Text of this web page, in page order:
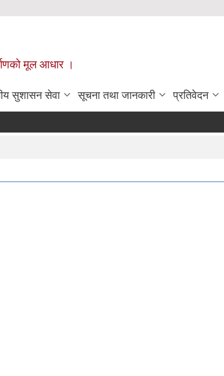
मूल आधार ।
सुशासन सेवा सूचना तथा जानकारी प्रतिवेदन